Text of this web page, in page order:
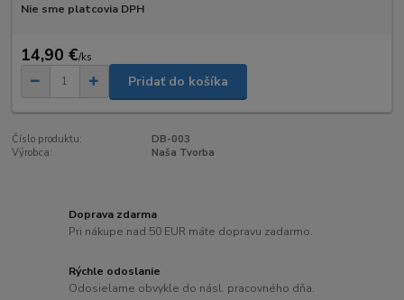
Nie sme platcovia DPH
14,90 €/ks
Pridať do košíka
Číslo produktu:
DB-003
Výrobca:
Naša Tvorba
Doprava zdarma
Pri nákupe nad 50 EUR máte dopravu zadarmo.
Rýchle odoslanie
Odosielame obvykle do násl. pracovného dňa.